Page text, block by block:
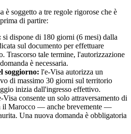
è soggetto a tre regole rigorose che è
di partire:
si dispone di 180 giorni (6 mesi) dalla
sul documento per effettuare
Trascorso tale termine, l'autorizzazione
è necessaria.
soggiorno: l'e-Visa autorizza un
di massimo 30 giorni sul territorio
inizia dall'ingresso effettivo.
Visa consente un solo attraversamento di
il Marocco — anche brevemente —
Una nuova domanda è obbligatoria